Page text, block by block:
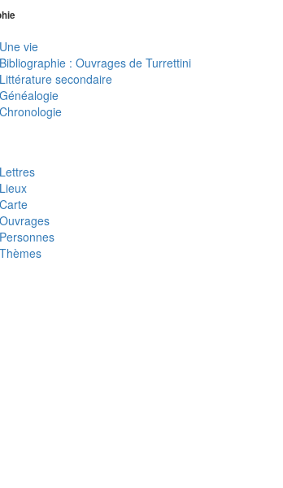
Une vie
Bibliographie : Ouvrages de Turrettini
Littérature secondaire
Généalogie
Chronologie
Lettres
Lieux
Carte
Ouvrages
Personnes
Thèmes